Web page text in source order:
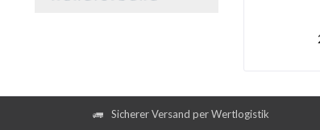
Sicherer Versand per Wertlogistik